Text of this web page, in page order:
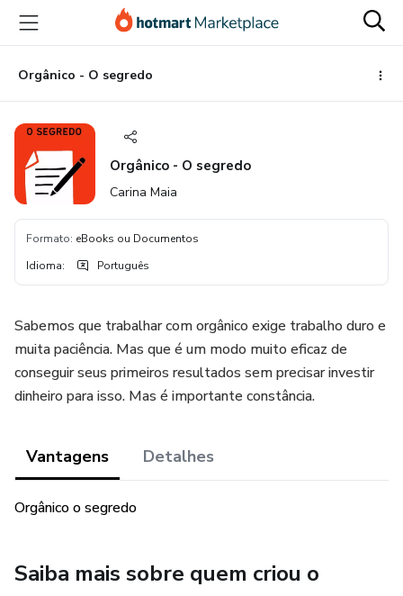
para
conteúdo
principal
para
pagamento
para
rodapéOrgânico - O segredo
Orgânico - O segredo
Carina Maia
Formato: eBooks ou Documentos
Idioma: Português
Sabemos que trabalhar com orgânico exige trabalho duro e
muita paciência. Mas que é um modo muito eficaz de
conseguir seus primeiros resultados sem precisar investir
dinheiro para isso. Mas é importante constância.
Vantagens Detalhes
Orgânico o segredo
Saiba mais sobre quem criou o